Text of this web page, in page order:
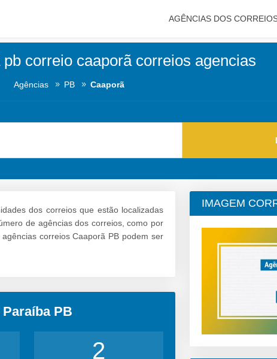
AGÊNCIAS DOS
correio caaporã correios agencias
Agências PB Caaporã
dos correios que estão localizadas
de agências dos correios, como por
correios Caaporã PB podem ser
PB
2
IMAGEM